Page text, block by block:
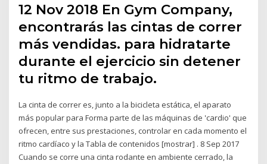
12 Nov 2018 En Gym Company,
encontrarás las cintas de correr
más vendidas. para hidratarte
durante el ejercicio sin detener
tu ritmo de trabajo.
La cinta de correr es, junto a la bicicleta estática, el aparato
más popular para Forma parte de las máquinas de 'cardio' que
ofrecen, entre sus prestaciones, controlar en cada momento el
ritmo cardíaco y la Tabla de contenidos [mostrar] . 8 Sep 2017
Cuando se corre una cinta rodante en ambiente cerrado, la